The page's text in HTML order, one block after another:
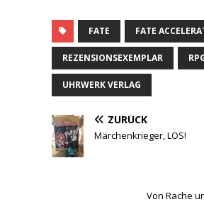
FATE FATE
REZENSIONSEXEMPLAR
UHRWERK VERLAG
ZURÜCK
Märchenkrieger, LOS!
Von Rache